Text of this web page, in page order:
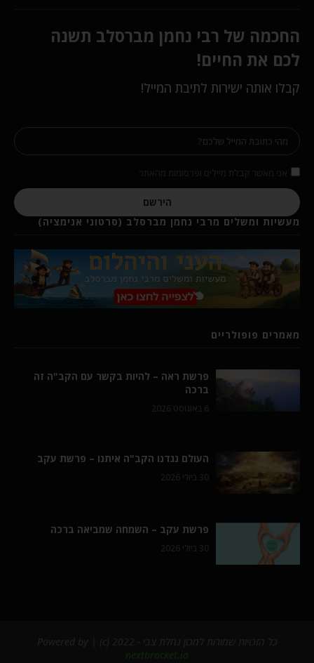
החכמה של רבי נחמן מברסלב תשנה
לכם את החיים!
קבלו אותה ישירות לתיבת המייל!
הירשם
מעשיות ומשלים מרבי נחמן מברסלב (סרטוני אנימציה)
מאמרים פופולריים
פרשת ראה – להיות בקשר עם הקב"ה זה
ברכה
6 באוגוסט 2026
העולם נגדנו הקב"ה איתנו – פרשת עקב
30 ביולי 2026
פרשת עקב – השמחה שמביאה ברכה
30 ביולי 2026
nextbracket.io